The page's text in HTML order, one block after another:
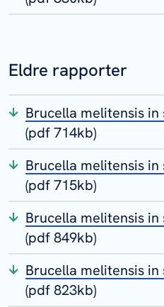
Eldre rapporter
Brucella melitensis
(pdf 714kb)
Brucella melitensis
(pdf 715kb)
Brucella melitensis
(pdf 849kb)
Brucella melitensis
(pdf 823kb)